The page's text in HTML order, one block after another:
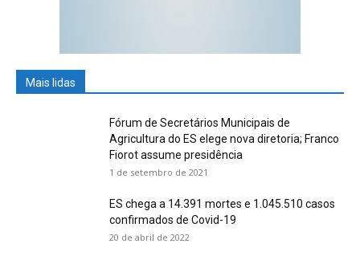
Mais lidas
Fórum de Secretários Municipais de
Agricultura do ES elege nova diretoria; Franco
Fiorot assume presidência
1 de setembro de 2021
ES chega a 14.391 mortes e 1.045.510 casos
confirmados de Covid-19
20 de abril de 2022